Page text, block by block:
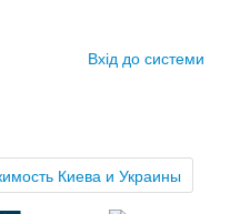
Вхід до системи